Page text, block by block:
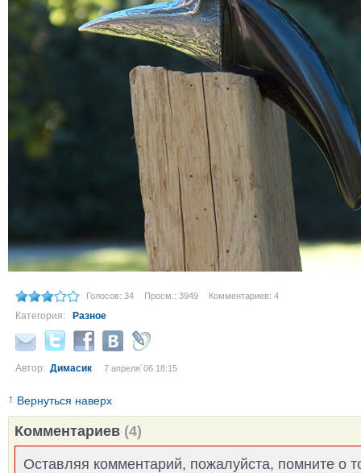
Голосов: 34 Просм.: 3949 Комментариев: 4
Категория: Разное
Автор: Димасик 7 апреля´06 18:15
↑ Вернуться наверх
Комментариев (4)
Оставляя комментарий, пожалуйста, помните о